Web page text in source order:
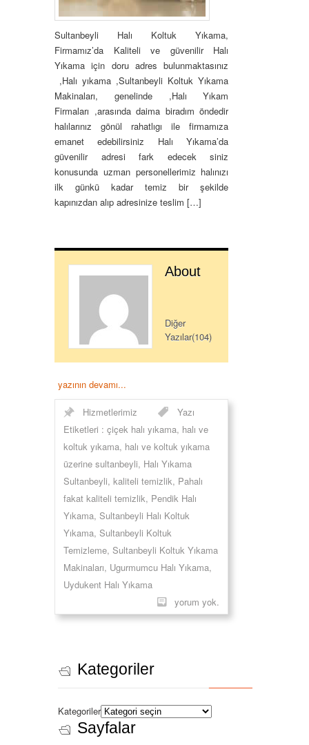
Sultanbeyli Halı Koltuk Yıkama,
Firmamız’da Kaliteli ve güvenilir Halı
Yıkama için doru adres bulunmaktasınız
,Halı yıkama ,Sultanbeyli Koltuk Yıkama
Makinaları, genelinde ,Halı Yıkam
Firmaları ,arasında daima biradım öndedir
halılarınız gönül rahatlıgı ile firmamıza
emanet edebilirsiniz Halı Yıkama’da
güvenilir adresi fark edecek siniz
konusunda uzman personellerimiz halınızı
ilk günkü kadar temiz bir şekilde
kapınızdan alıp adresinize teslim […]
About
Diğer
Yazılar(104)
yazının devamı...
Hizmetlerimiz
Yazı
Etiketleri : çiçek halı yıkama, halı ve
koltuk yıkama, halı ve koltuk yıkama
üzerine sultanbeyli, Halı Yıkama
Sultanbeyli, kaliteli temizlik, Pahalı
fakat kaliteli temizlik, Pendik Halı
Yıkama, Sultanbeyli Halı Koltuk
Yıkama, Sultanbeyli Koltuk
Temizleme, Sultanbeyli Koltuk Yıkama
Makinaları, Ugurmumcu Halı Yıkama,
Uydukent Halı Yıkama
yorum yok.
Kategoriler
Kategoriler
Sayfalar